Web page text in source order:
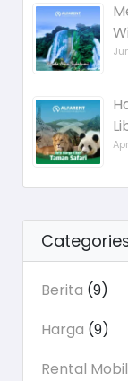
Berita (9)
Harga (9)
Rental Mobil